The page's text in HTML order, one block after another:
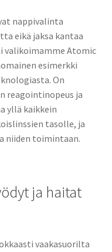
nappivalinta
eikä jaksa kantaa
valikoimamme Atomic
esimerkki
On
reagointinopeus ja
yllä kaikkein
tasolle, ja
niiden toimintaan.
ja haitat
vaakasuorilta